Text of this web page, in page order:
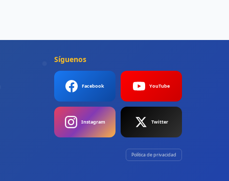
Síguenos
Facebook YouTube
Instagram Twitter
Política de privacidad